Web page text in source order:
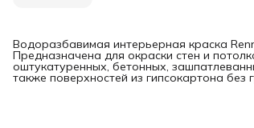
Водоразбавимая интерьерная краска
Предназначена для окраски стен и
оштукатуренных, бетонных,
также поверхностей из гипсокартона